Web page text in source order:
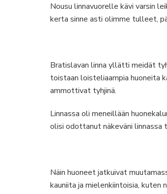
Nousu linnavuorelle kävi varsin
kerta sinne asti olimme tulleet,
Bratislavan linna yllätti meidät
toistaan loisteliaampia huoneita
ammottivat tyhjinä.
Linnassa oli meneillään
olisi odottanut näkeväni
Näin huoneet jatkuivat
kauniita ja mielenkiintoisia, kuten